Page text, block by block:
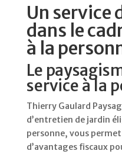
Un service
dans le
à la
Le
service à la
Thierry Gaulard
d’entretien de jardin
personne, vous
d’avantages fiscaux